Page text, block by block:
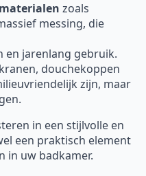
zoals
messing, die
jarenlang gebruik.
douchekoppen
zijn, maar
in een stijlvolle en
een praktisch element
in uw badkamer.